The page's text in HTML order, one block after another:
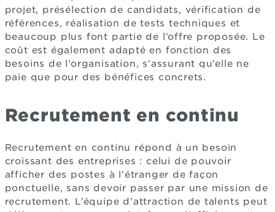
projet, présélection de candidats, vérification de
références, réalisation de tests techniques et
beaucoup plus font partie de l’offre proposée. Le
coût est également adapté en fonction des
besoins de l’organisation, s’assurant qu’elle ne
paie que pour des bénéfices concrets.
Recrutement en continu
Recrutement en continu répond à un besoin
croissant des entreprises : celui de pouvoir
afficher des postes à l'étranger de façon
ponctuelle, sans devoir passer par une mission de
recrutement. L’équipe d’attraction de talents peut